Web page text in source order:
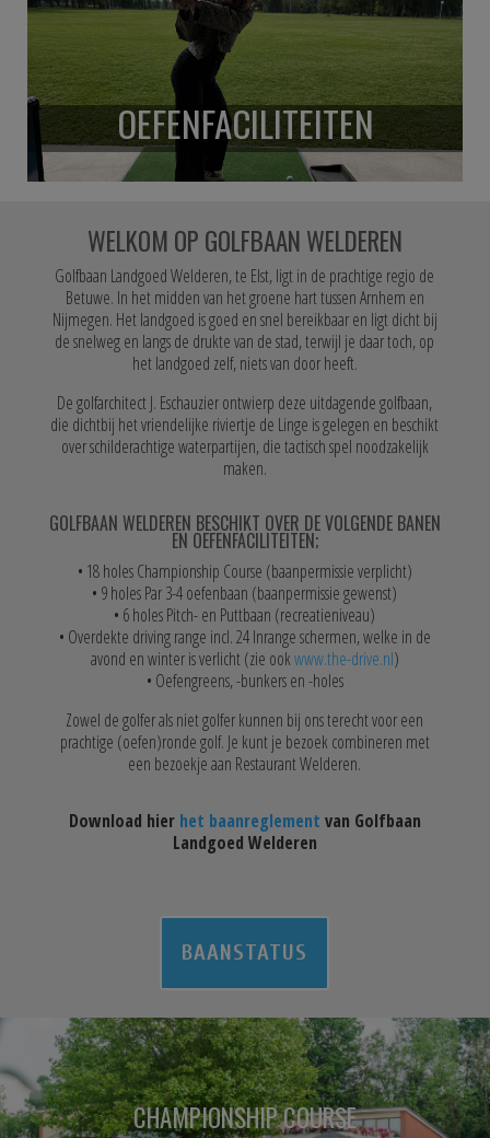
OEFENFACILITEITEN
WELKOM OP GOLFBAAN WELDEREN
Golfbaan Landgoed Welderen, te Elst, ligt in de prachtige regio de
Betuwe. In het midden van het groene hart tussen Arnhem en
Nijmegen. Het landgoed is goed en snel bereikbaar en ligt dicht bij
de snelweg en langs de drukte van de stad, terwijl je daar toch, op
het landgoed zelf, niets van door heeft.
De golfarchitect J. Eschauzier ontwierp deze uitdagende golfbaan,
die dichtbij het vriendelijke riviertje de Linge is gelegen en beschikt
over schilderachtige waterpartijen, die tactisch spel noodzakelijk
maken.
GOLFBAAN WELDEREN BESCHIKT OVER DE VOLGENDE BANEN
EN OEFENFACILITEITEN;
• 18 holes Championship Course (baanpermissie verplicht)
• 9 holes Par 3-4 oefenbaan (baanpermissie gewenst)
• 6 holes Pitch- en Puttbaan (recreatieniveau)
• Overdekte driving range incl. 24 Inrange schermen, welke in de
avond en winter is verlicht (zie ookwww.the-drive.nl)
• Oefengreens, -bunkers en -holes
Zowel de golfer als niet golfer kunnen bij ons terecht voor een
prachtige (oefen)ronde golf. Je kunt je bezoek combineren met
een bezoekje aan Restaurant Welderen.
Download hier het baanreglement van Golfbaan
Landgoed Welderen
BAANSTATUS
CHAMPIONSHIP COURSE